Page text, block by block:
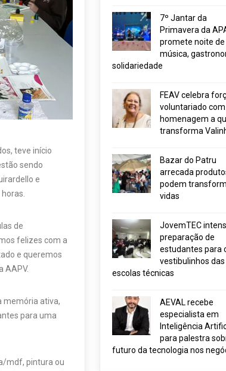
teve início
sendo
e
de
felizes com a
e queremos
AAPV.
memória ativa,
para uma
mdf, pintura ou
7º Jantar da
Primavera da
promete noite de
música,
solidariedade
FEAV celebra
voluntariado com
homenagem a
transforma
Bazar do Patru
arrecada
podem
vidas
JovemTEC
preparação de
estudantes para
vestibulinhos das
escolas técnicas
AEVAL recebe
especialista em
Inteligência
para palestra
futuro da tecnologia nos